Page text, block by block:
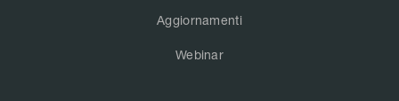
Aggiornamenti
Webinar